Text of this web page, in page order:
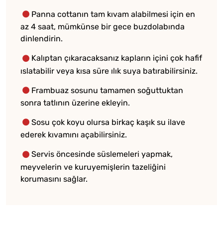
Panna cottanın tam kıvam alabilmesi için en
az 4 saat, mümkünse bir gece buzdolabında
dinlendirin.
Kalıptan çıkaracaksanız kapların içini çok hafif
ıslatabilir veya kısa süre ılık suya batırabilirsiniz.
Frambuaz sosunu tamamen soğuttuktan
sonra tatlının üzerine ekleyin.
Sosu çok koyu olursa birkaç kaşık su ilave
ederek kıvamını açabilirsiniz.
Servis öncesinde süslemeleri yapmak,
meyvelerin ve kuruyemişlerin tazeliğini
korumasını sağlar.